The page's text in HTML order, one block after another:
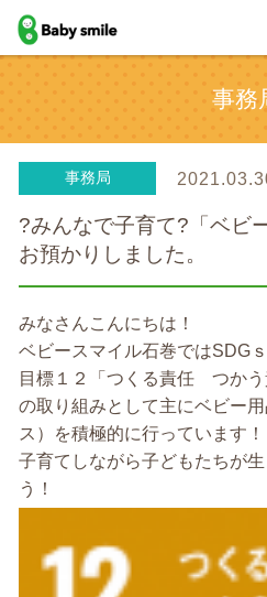
baby smile
事務
事務局
?みんなで子育て?「ベビ
お預かりしました。
みなさんこんにちは！
ベビースマイル石巻ではSDG
目標１２「つくる責任 つかう
の取り組みとして主にベビー
ス）を積極的に行っています！
子育てしながら子どもたちが
う！